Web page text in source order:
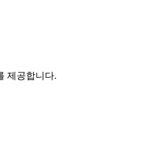
제공합니다.